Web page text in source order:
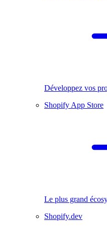
Développez vos
Shopify App Store
Le plus grand
Shopify.dev